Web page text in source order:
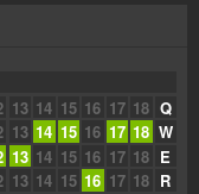
13 14 15 16 17 18 Q
13 14 15 16 17 18 W
13 14 15 16 17 18 E
13 14 15 16 17 18 R